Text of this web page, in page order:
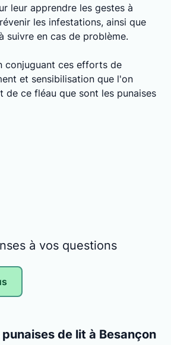
leur apprendre les gestes à
les infestations, ainsi que
suivre en cas de problème.
conjuguant ces efforts de
et sensibilisation que l'on
de ce fléau que sont les punaises
à vos questions
de lit à Besançon